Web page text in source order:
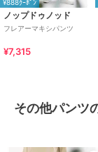
商品カテゴリ
サイズ
¥888ｸｰﾎﾟﾝ
ノップドゥノッド
フレアーマキシパンツ
¥7,315
その他パンツ